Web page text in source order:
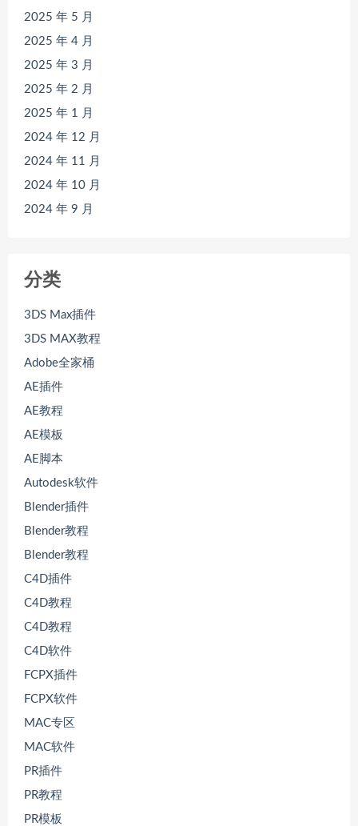
2025 年 5 月
2025 年 4 月
2025 年 3 月
2025 年 2 月
2025 年 1 月
2024 年 12 月
2024 年 11 月
2024 年 10 月
2024 年 9 月
分类
3DS Max插件
3DS MAX教程
Adobe全家桶
AE插件
AE教程
AE模板
AE脚本
Autodesk软件
Blender插件
Blender教程
Blender教程
C4D插件
C4D教程
C4D教程
C4D软件
FCPX插件
FCPX软件
MAC专区
MAC软件
PR插件
PR教程
PR模板